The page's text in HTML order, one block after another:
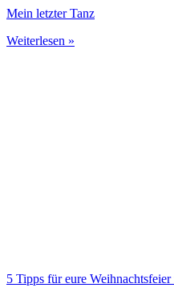
Mein letzter Tanz
Weiterlesen »
5 Tipps für eure